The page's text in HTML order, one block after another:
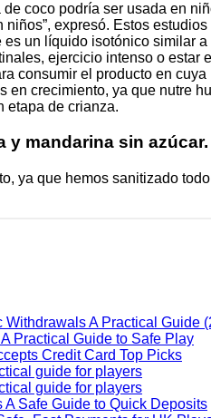
coco podría ser usada en
expresó. Estos
es un líquido isotónico
ejercicio intenso o estar
consumir el producto en
en crecimiento, ya que nutre
etapa de crianza.
y mandarina sin
ya que hemos sanitizado
A Practical Guide
Practical Guide to Safe Play
Credit Card Top Picks
guide for players
guide for players
Safe Guide to Quick Deposits